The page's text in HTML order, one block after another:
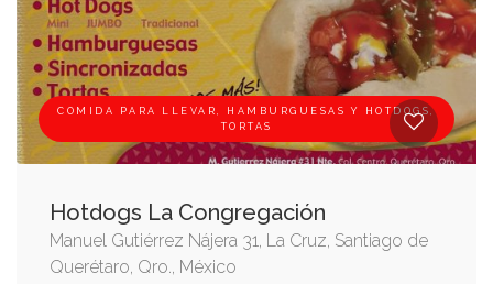
COMIDA PARA LLEVAR, HAMBURGUESAS Y HOTDOGS,
TORTAS
Hotdogs La Congregación
Manuel Gutiérrez Nájera 31, La Cruz, Santiago de
Querétaro, Qro., México